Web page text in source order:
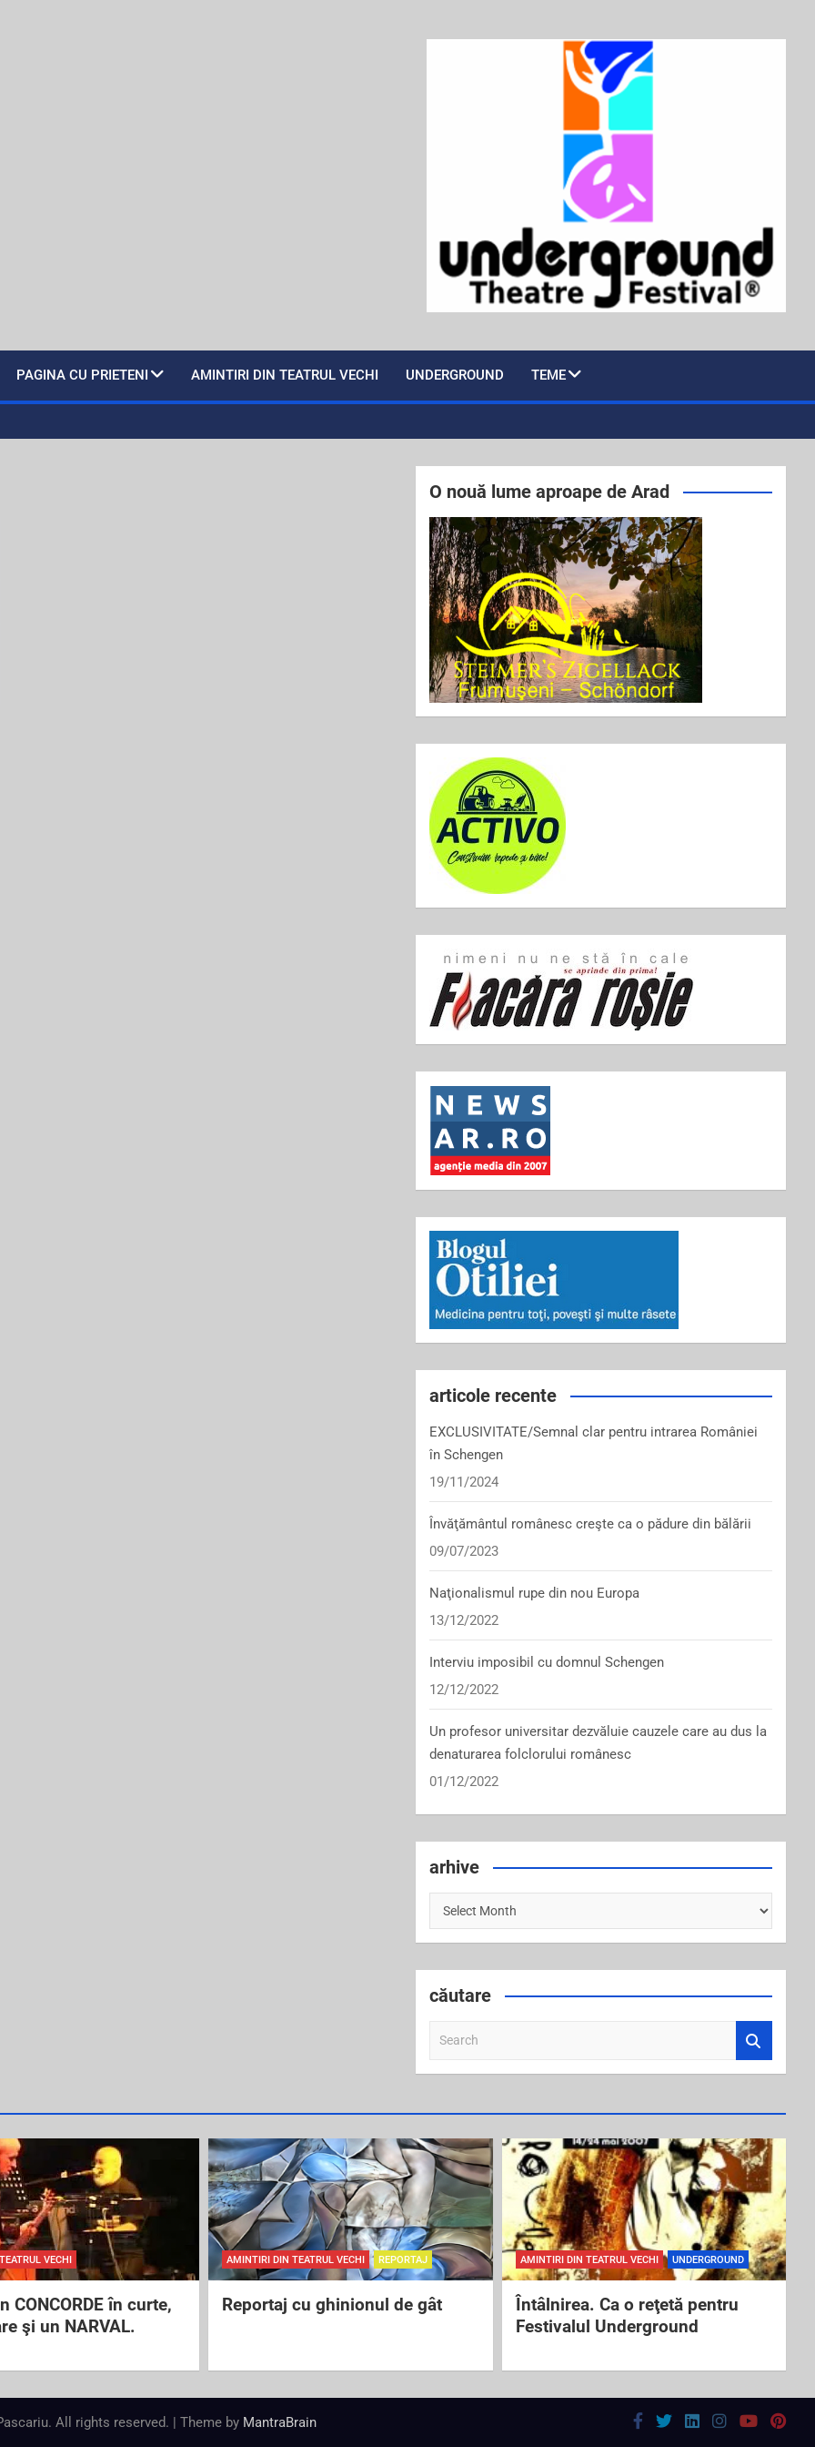
PAGINA CU PRIETENI AMINTIRI DIN TEATRUL VECHI UNDERGROUND TEME
O nouă lume aproape de Arad
articole recente
EXCLUSIVITATE/Semnal clar pentru intrarea României
în Schengen
19/11/2024
Învăţământul românesc creşte ca o pădure din bălării
09/07/2023
Naţionalismul rupe din nou Europa
13/12/2022
Interviu imposibil cu domnul Schengen
12/12/2022
Un profesor universitar dezvăluie cauzele care au dus la
denaturarea folclorului românesc
01/12/2022
arhive
arhive
căutare
a
h
VECHI
CONCORDE în curte,
şi un NARVAL.
AMINTIRI DIN TEATRUL VECHI REPORTAJ
Reportaj cu ghinionul de gât
AMINTIRI DIN TEATRUL VECHI UNDERGROUND
Întâlnirea. Ca o reţetă pentru
Festivalul Underground
All rights reserved. | Theme by MantraBrain